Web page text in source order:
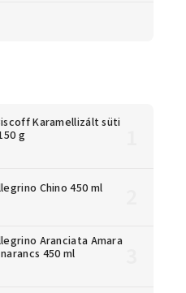
Karamellizált süti
g
Chino 450 ml
Aranciata Amara
450 ml